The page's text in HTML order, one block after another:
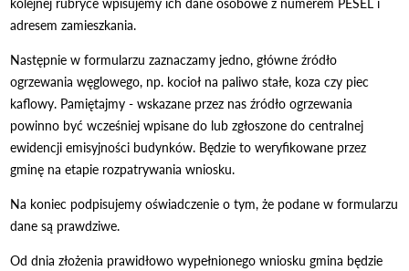
adresem zamieszkania.
Następnie w formularzu zaznaczamy jedno, główne źródło
ogrzewania węglowego, np. kocioł na paliwo stałe, koza czy piec
kaflowy. Pamiętajmy - wskazane przez nas źródło ogrzewania
powinno być wcześniej wpisane do lub zgłoszone do centralnej
ewidencji emisyjności budynków. Będzie to weryfikowane przez
gminę na etapie rozpatrywania wniosku.
Na koniec podpisujemy oświadczenie o tym, że podane w formularzu
dane są prawdziwe.
Od dnia złożenia prawidłowo wypełnionego wniosku gmina będzie